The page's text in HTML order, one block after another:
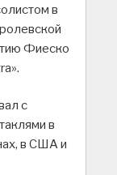
в
Фиеско
с
в
в США и